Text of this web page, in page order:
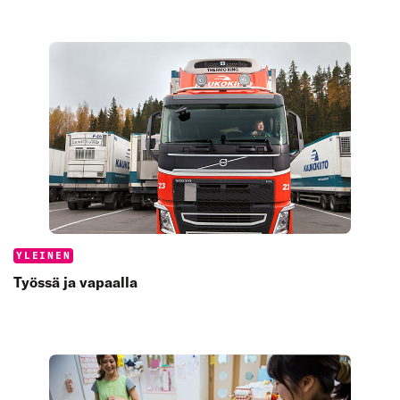
Categories:
YLEINEN
Työssä ja vapaalla